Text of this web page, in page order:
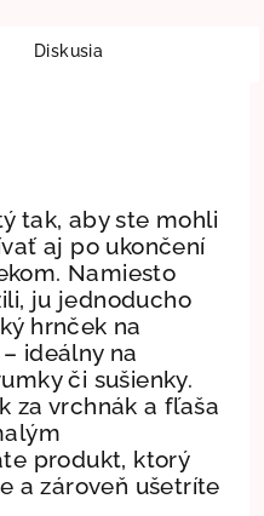
Diskusia
tak, aby ste mohli
aj po ukončení
Namiesto
ju jednoducho
hrnček na
ideálny na
či sušienky.
za vrchnák a fľaša
produkt, ktorý
a zároveň ušetríte